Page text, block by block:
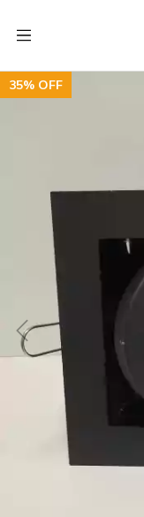
35% OFF